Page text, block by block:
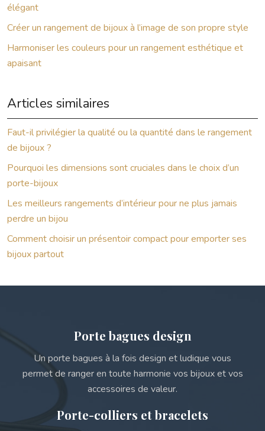
élégant
Créer un rangement de bijoux à l’image de son propre style
Harmoniser les couleurs pour un rangement esthétique et
apaisant
Articles similaires
Faut-il privilégier la qualité ou la quantité dans le rangement
de bijoux ?
Pourquoi les dimensions sont cruciales dans le choix d’un
porte-bijoux
Les meilleurs rangements d’intérieur pour ne plus jamais
perdre un bijou
Comment choisir un présentoir compact pour emporter ses
bijoux partout
Porte bagues design
Un porte bagues à la fois design et ludique vous
permet de ranger en toute harmonie vos bijoux et vos
accessoires de valeur.
Porte-colliers et bracelets